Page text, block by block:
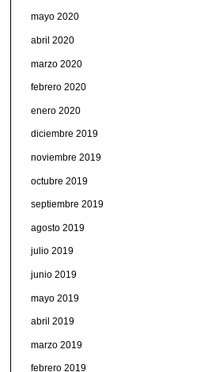
mayo 2020
abril 2020
marzo 2020
febrero 2020
enero 2020
diciembre 2019
noviembre 2019
octubre 2019
septiembre 2019
agosto 2019
julio 2019
junio 2019
mayo 2019
abril 2019
marzo 2019
febrero 2019